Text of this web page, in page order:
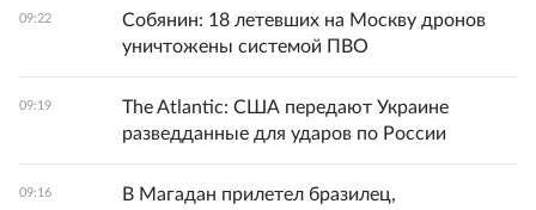
09:22
Собянин: 18 летевших на Москву дронов
уничтожены системой ПВО
09:19
The Atlantic: США передают Украине
разведданные для ударов по России
09:16
В Магадан прилетел бразилец,